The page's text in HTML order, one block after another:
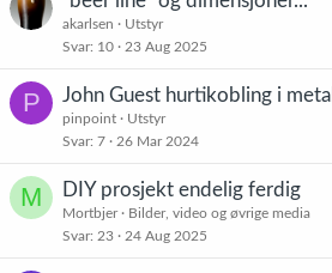
akarlsen
Utstyr
Svar 10 23 Aug 2025
P John Guest hurtikobling i
pinpoint
Utstyr
Svar 7 26 Mar 2024
M DIY prosjekt endelig ferdig
Mortbjer
Bilder, video og øvrige media
Svar 23 24 Aug 2025